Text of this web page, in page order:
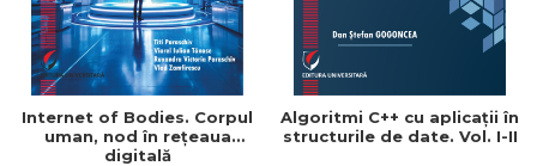
Internet of Bodies. Corpul
uman, nod în reţeaua
digitală
Algoritmi C++ cu aplicaţii în
structurile de date. Vol. I-II